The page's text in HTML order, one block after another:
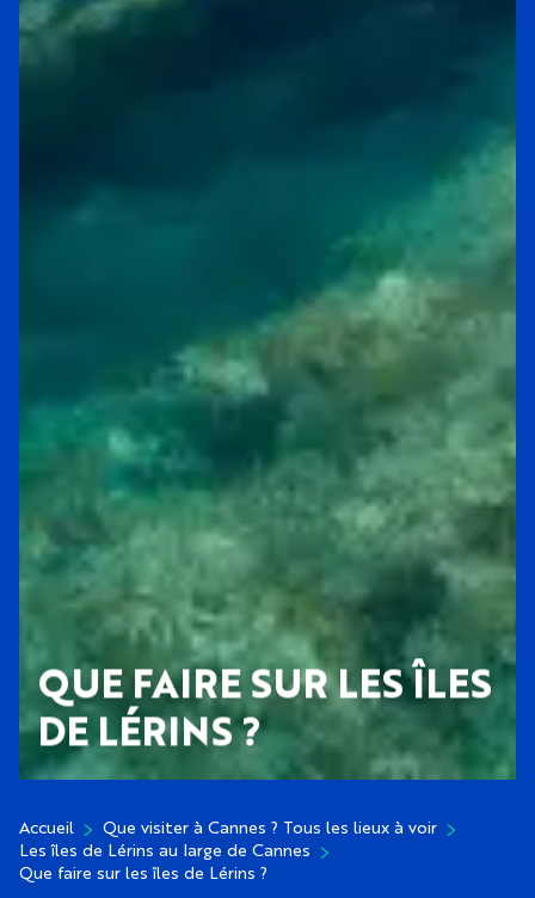
QUE FAIRE SUR LES ÎLES
DE LÉRINS ?
Accueil
Que visiter à Cannes ? Tous les lieux à voir
Les îles de Lérins au large de Cannes
Que faire sur les îles de Lérins ?